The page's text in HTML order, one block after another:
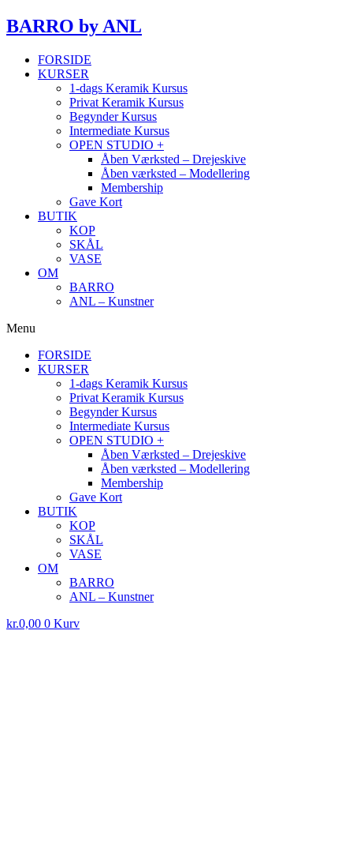
BARRO by ANL
FORSIDE
KURSER
1-dags Keramik Kursus
Privat Keramik Kursus
Begynder Kursus
Intermediate Kursus
OPEN STUDIO +
Åben Værksted – Drejeskive
Åben værksted – Modellering
Membership
Gave Kort
BUTIK
KOP
SKÅL
VASE
OM
BARRO
ANL – Kunstner
Menu
FORSIDE
KURSER
1-dags Keramik Kursus
Privat Keramik Kursus
Begynder Kursus
Intermediate Kursus
OPEN STUDIO +
Åben Værksted – Drejeskive
Åben værksted – Modellering
Membership
Gave Kort
BUTIK
KOP
SKÅL
VASE
OM
BARRO
ANL – Kunstner
kr.0,00 0 Kurv